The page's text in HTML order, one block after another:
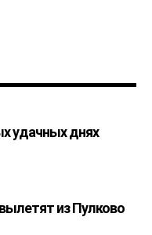
удачных днях
из Пулково